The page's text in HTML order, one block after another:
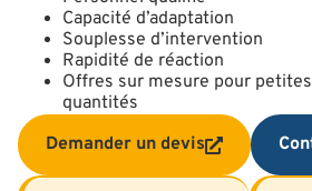
Capacité d’adaptation
Souplesse d’intervention
Rapidité de réaction
Offres sur mesure pour
quantités
Demander un devis